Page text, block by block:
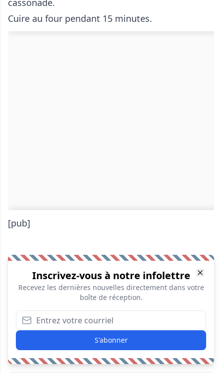
cassonade.
Cuire au four pendant 15 minutes.
[pub]
Inscrivez-vous à notre infolettre
Recevez les dernières nouvelles directement dans votre
boîte de réception.
S'abonner